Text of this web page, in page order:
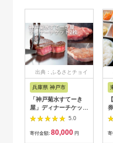
出典：ふるさとチョイ
兵庫県 神戸市
「神戸菊水すてーき
屋」ディナーチケット
（2枚）
5.0
寄付金額: 80,000 円
券
寄